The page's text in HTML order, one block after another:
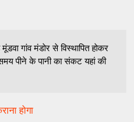
गांव मंडोर से विस्थापित होकर
पीने के पानी का संकट यहां की
होगा